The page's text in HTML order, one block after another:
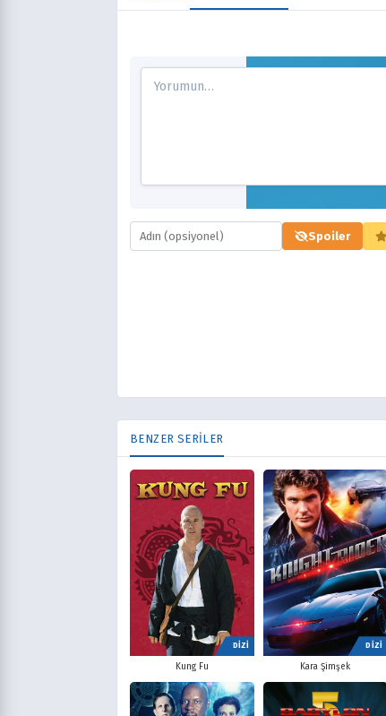
Spoiler
BENZER SERİLER
DİZİ
Kung Fu
DİZİ
Kara Şimşek